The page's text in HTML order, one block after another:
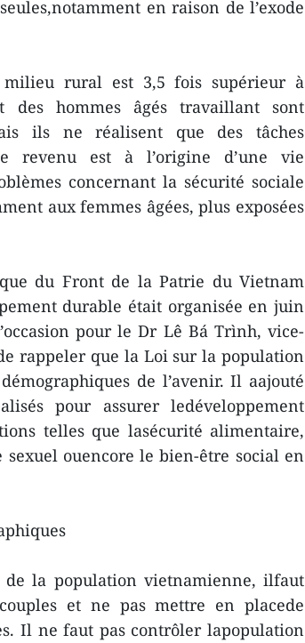
en raison de l’exode
milieu rural est 3,5 fois supérieur à
hommes âgés travaillant sont
ils ne réalisent que des tâches
revenu est à l’origine d’une vie
concernant la sécurité sociale
aux femmes âgées, plus exposées
du Front de la Patrie du Vietnam
durable était organisée en juin
pour le Dr Lê Bá Trình, vice-
rappeler que la Loi sur la population
de l’avenir. Il aajouté
pour assurer ledéveloppement
telles que lasécurité alimentaire,
ouencore le bien-être social en
la population vietnamienne, ilfaut
et ne pas mettre en placede
Il ne faut pas contrôler lapopulation